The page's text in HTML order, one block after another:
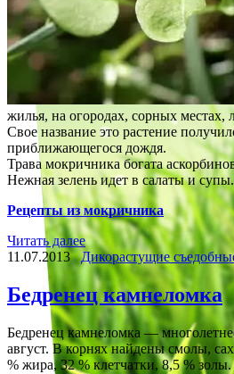
жилья, на огородах, сорных местах,
Свое название это растение
приближающегося дождя.
Трава мокричника богата
Нежная зелень идет в салаты и супы.
Рецепты из мокричника
Читать далее
11.07.2013
Дикорастущие
Бедренец камнеломка
Бедренец камнеломка —
август. В корнях найдены смолы,
% жира, 32 % клетчатки, 8,5 % золы.